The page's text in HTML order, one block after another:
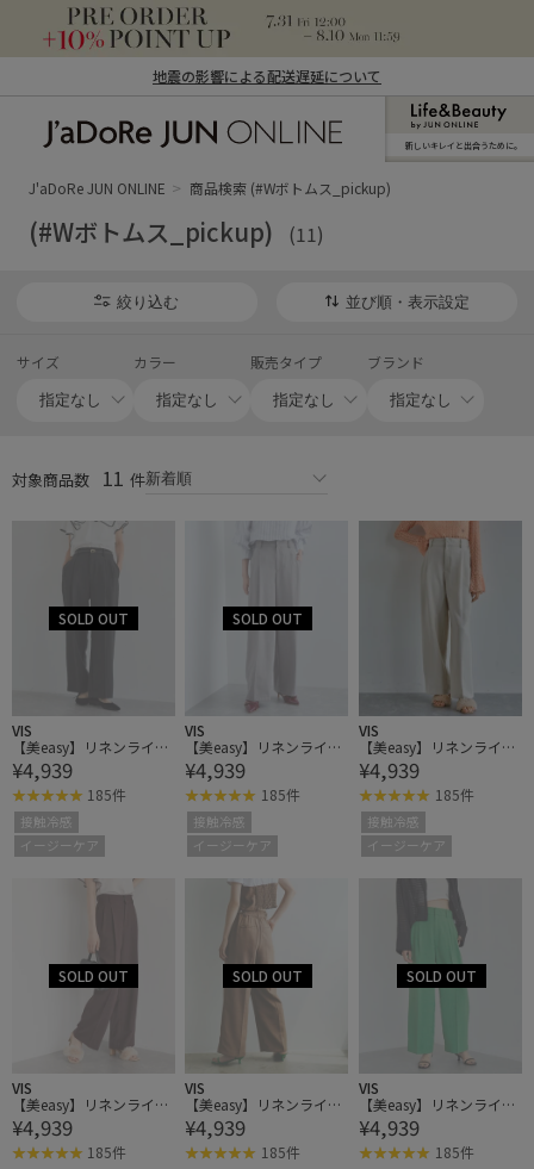
地震の影響による配送遅延について
ン オンライン）
新しいキレイと出合うために。
J'aDoRe JUN ONLINE 商品検索 (#Wボトムス_pickup)
(#Wボトムス_pickup) (11)
絞り込む 並び順・表示設定
サイズ カラー 販売タイプ ブランド
対象商品数 11 件
VIS
【美easy】リネンライク
ワンタックワイドスラッ
クスパンツ
¥4,939
185件
接触冷感
イージーケア
VIS
【美easy】リネンライク
ワンタックワイドスラッ
クスパンツ
¥4,939
185件
接触冷感
イージーケア
VIS
【美easy】リネンライク
ワンタックワイドスラッ
クスパンツ
¥4,939
185件
接触冷感
イージーケア
VIS
【美easy】リネンライク
ワンタックワイドスラッ
クスパンツ
¥4,939
185件
VIS
【美easy】リネンライク
ワンタックワイドスラッ
クスパンツ
¥4,939
185件
VIS
【美easy】リネンライク
ワンタックワイドスラッ
クスパンツ
¥4,939
185件